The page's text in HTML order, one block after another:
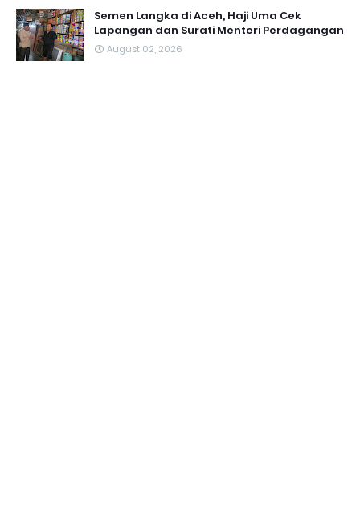
Semen Langka di Aceh, Haji Uma Cek
Lapangan dan Surati Menteri Perdagangan
August 02, 2026